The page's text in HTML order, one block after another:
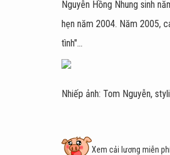
Nguyễn Hồng Nhung sinh
hẹn năm 2004. Năm 2005,
tình"...
Nhiếp ảnh: Tom Nguyễn,
Xem cải lương miễn